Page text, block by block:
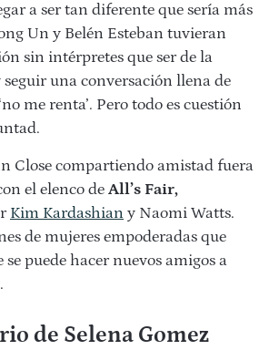
a ser tan diferente que sería más
Un y Belén Esteban tuvieran
sin intérpretes que ser de la
una conversación llena de
‘no me renta’. Pero todo es cuestión
Close compartiendo amistad fuera
el elenco de All’s Fair,
Kim Kardashian y Naomi Watts.
de mujeres empoderadas que
puede hacer nuevos amigos a
de Selena Gomez